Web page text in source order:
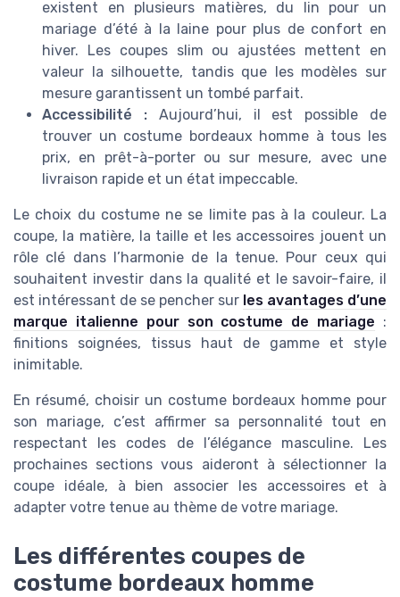
existent en plusieurs matières, du lin pour un
mariage d’été à la laine pour plus de confort en
hiver. Les coupes slim ou ajustées mettent en
valeur la silhouette, tandis que les modèles sur
mesure garantissent un tombé parfait.
Accessibilité :Aujourd’hui, il est possible de
trouver un costume bordeaux homme à tous les
prix, en prêt-à-porter ou sur mesure, avec une
livraison rapide et un état impeccable.
Le choix du costume ne se limite pas à la couleur. La
coupe, la matière, la taille et les accessoires jouent un
rôle clé dans l’harmonie de la tenue. Pour ceux qui
souhaitent investir dans la qualité et le savoir-faire, il
est intéressant de se pencher sur les avantages d’une
marque italienne pour son costume de mariage :
finitions soignées, tissus haut de gamme et style
inimitable.
En résumé, choisir un costume bordeaux homme pour
son mariage, c’est affirmer sa personnalité tout en
respectant les codes de l’élégance masculine. Les
prochaines sections vous aideront à sélectionner la
coupe idéale, à bien associer les accessoires et à
adapter votre tenue au thème de votre mariage.
Les différentes coupes de
costume bordeaux homme